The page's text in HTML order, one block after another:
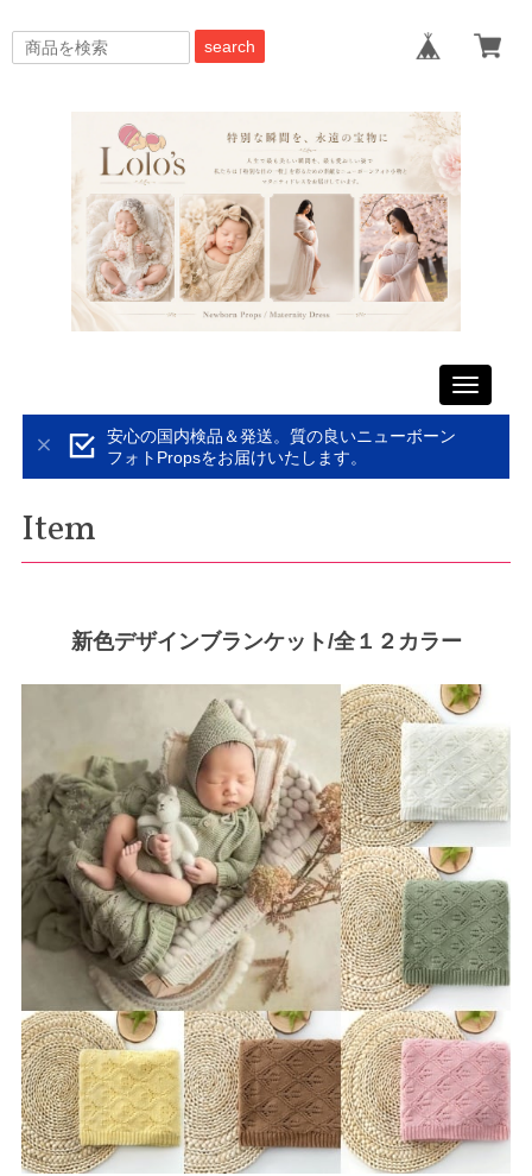
search
Toggle
安心の国内検品＆発送。質の良いニューボーン
フォトPropsをお届けいたします。
Item
新色デザインブランケット/全１２カラー